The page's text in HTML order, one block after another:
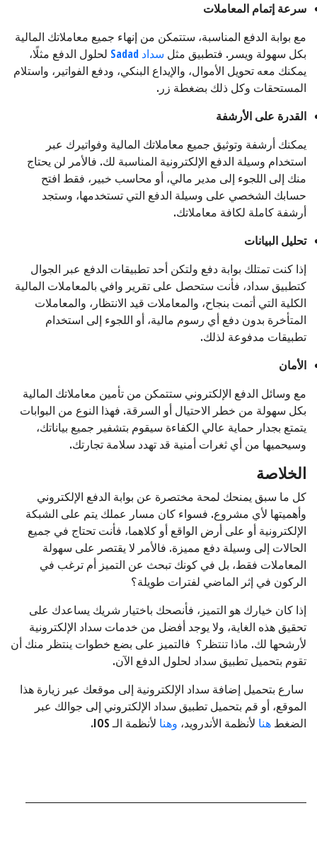
سرعة إتمام المعاملات
مع بوابة الدفع المناسبة، ستتمكن من إنهاء جميع معاملاتك المالية
بكل سهولة ويسر. فتطبيق مثل سداد Sadad
لحلول الدفع مثلًا،
يمكنك معه تحويل الأموال، والإيداع البنكي، ودفع الفواتير، واستلام
المستحقات وكل ذلك بضغطة زر.
القدرة على الأرشفة
يمكنك أرشفة وتوثيق جميع معاملاتك المالية وفواتيرك عبر
استخدام وسيلة الدفع الإلكترونية المناسبة لك. فالأمر لن يحتاج
منك إلى اللجوء إلى مدير مالي، أو محاسب خبير، فقط افتح
حسابك الشخصي على وسيلة الدفع التي تستخدمها، وستجد
أرشفة كاملة لكافة معاملاتك.
تحليل البيانات
إذا كنت تمتلك بوابة دفع ولتكن أحد تطبيقات الدفع عبر الجوال
كتطبيق سداد، فأنت ستحصل على تقرير وافي بالمعاملات المالية
الكلية التي أتمت بنجاح، والمعاملات قيد الانتظار، والمعاملات
المتأخرة بدون دفع أي رسوم مالية، أو اللجوء إلى استخدام
تطبيقات مدفوعة لذلك.
الأمان
مع وسائل الدفع الإلكتروني ستتمكن من تأمين معاملاتك المالية
بكل سهولة من خطر الاحتيال أو السرقة. فهذا النوع من البوابات
يتمتع بجدار حماية عالي الكفاءة سيقوم بتشفير جميع بياناتك،
وسيحميها من أي ثغرات أمنية قد تهدد سلامة تجارتك.
الخلاصة
كل ما سبق يمنحك لمحة مختصرة عن بوابة الدفع الإلكتروني
وأهميتها لأي مشروع. فسواء كان مسار عملك يتم على الشبكة
الإلكترونية أو على أرض الواقع أو كلاهما، فأنت تحتاج في جميع
الحالات إلى وسيلة دفع مميزة. فالأمر لا يقتصر على سهولة
المعاملات فقط، بل في كونك تبحث عن التميز أم ترغب في
الركون في إثر الماضي لفترات طويلة؟
إذا كان خيارك هو التميز، فأنصحك باختيار شريك يساعدك على
تحقيق هذه الغاية، ولا يوجد أفضل من خدمات سداد الإلكترونية
لأرشحها لك. ماذا تنتظر؟ فالتميز على بضع خطوات ينتظر منك أن
تقوم بتحميل تطبيق سداد لحلول الدفع الآن.
سارع بتحميل إضافة سداد الإلكترونية إلى موقعك عبر زيارة هذا
الموقع، أو قم بتحميل تطبيق سداد الإلكتروني إلى جوالك عبر
الضغط هنا لأنظمة الأندرويد، وهنا لأنظمة الـ IOS.